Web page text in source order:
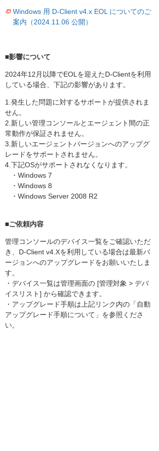
Windows 用 D-Client v4.x EOL についてのご
案内（2024.11.06 公開）
■影響について
2024年12月以降でEOLを迎えたD-Clientを利用
している場合、下記の影響があります。
1.発生した問題に対するサポートが提供されま
せん。
2.新しい管理コンソールとエージェント間の正
常動作が保証されません。
3.新しいエージェントバージョンへのアップグ
レードをサポートされません。
4.下記OSがサポートされなくなります。
・Windows 7
・Windows 8
・Windows Server 2008 R2
■ご依頼内容
管理コンソールのデバイス一覧をご確認いただ
き、D-Client v4.Xを利用している場合は最新バ
ージョンへのアップグレードをお願いいたしま
す。
・デバイス一覧は管理画面の [管理対象 > デバ
イスリスト] から確認できます。
・アップグレード手順は上記リンク内の「自動
アップグレード手順について」を参照くださ
い。